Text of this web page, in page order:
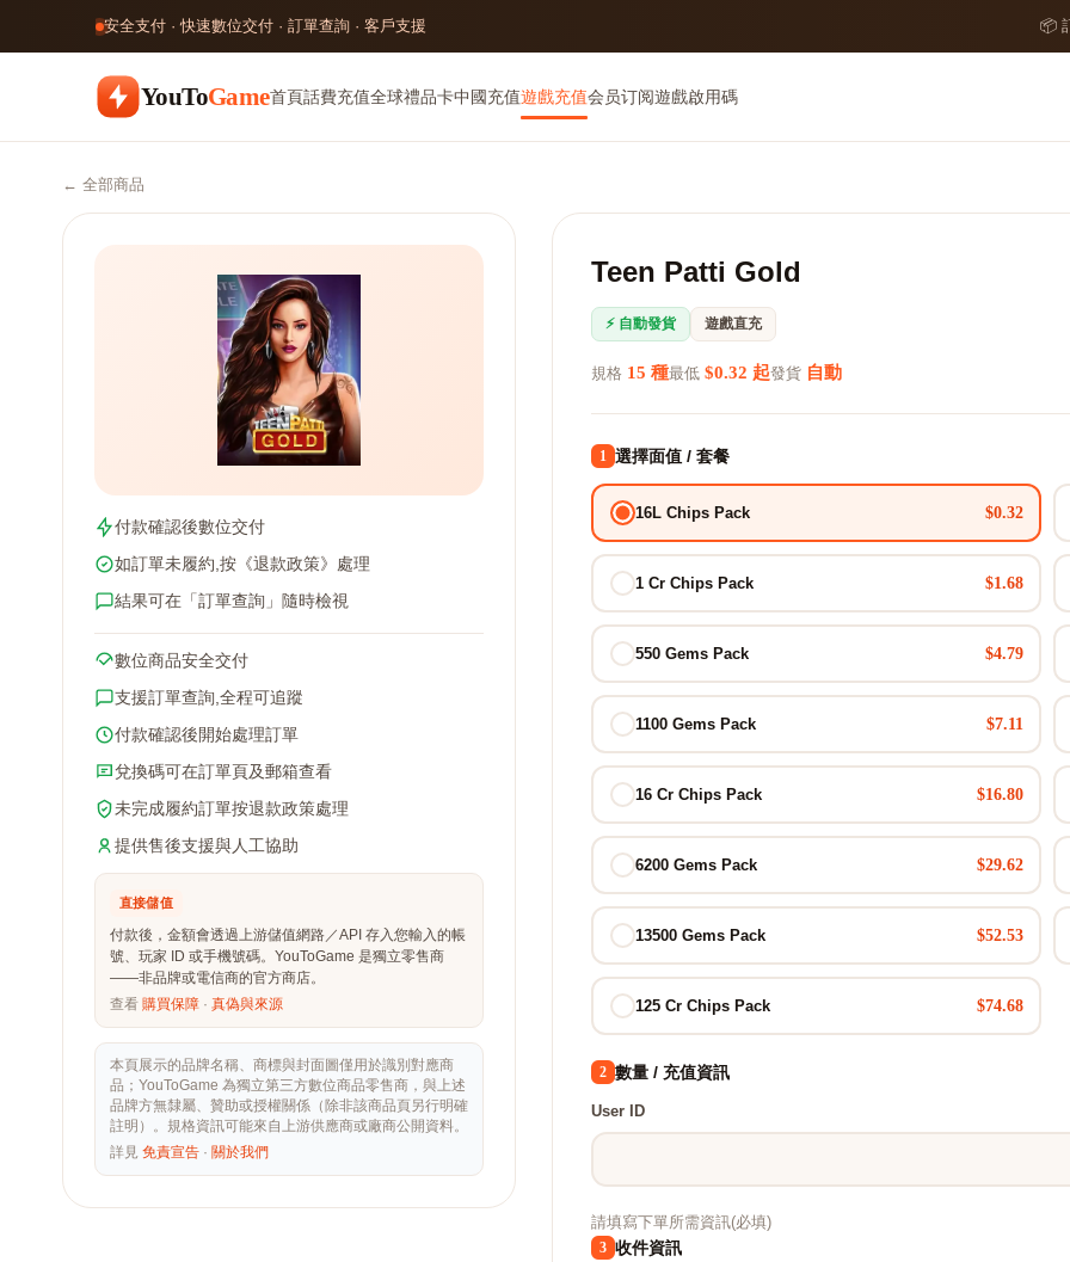
安全支付 · 快速數位交付 · 訂單查詢 · 客戶支援 📦
YouToGame首頁話費充值全球禮品卡中國充值遊戲充值会员订阅遊戲啟用碼
← 全部商品
付款確認後數位交付
如訂單未履約,按《退款政策》處理
結果可在「訂單查詢」隨時檢視
數位商品安全交付
支援訂單查詢,全程可追蹤
付款確認後開始處理訂單
兌換碼可在訂單頁及郵箱查看
未完成履約訂單按退款政策處理
提供售後支援與人工協助
直接儲值
付款後，金額會透過上游儲值網路／API 存入您輸入的帳
號、玩家 ID 或手機號碼。YouToGame 是獨立零售商
——非品牌或電信商的官方商店。
查看 購買保障 · 真偽與來源
本頁展示的品牌名稱、商標與封面圖僅用於識別對應商
品；YouToGame 為獨立第三方數位商品零售商，與上述
品牌方無隸屬、贊助或授權關係（除非該商品頁另行明確
註明）。規格資訊可能來自上游供應商或廠商公開資料。
詳見 免責宣告 · 關於我們
Teen Patti Gold
⚡ 自動發貨 遊戲直充
規格 15 種最低 $0.32 起發貨 自動
1 選擇面值 / 套餐
16L Chips Pack $0.32
1 Cr Chips Pack $1.68
550 Gems Pack $4.79
1100 Gems Pack $7.11
16 Cr Chips Pack $16.80
6200 Gems Pack $29.62
13500 Gems Pack $52.53
125 Cr Chips Pack $74.68
2 數量 / 充值資訊
User ID
請填寫下單所需資訊(必填)
3 收件資訊